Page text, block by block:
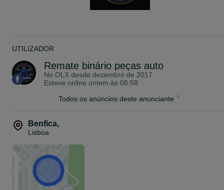
UTILIZADOR
Remate binário peças auto
No OLX desde dezembro de 2017
Esteve online ontem às 08:58
Todos os anúncios deste anunciante
Benfica,
Lisboa